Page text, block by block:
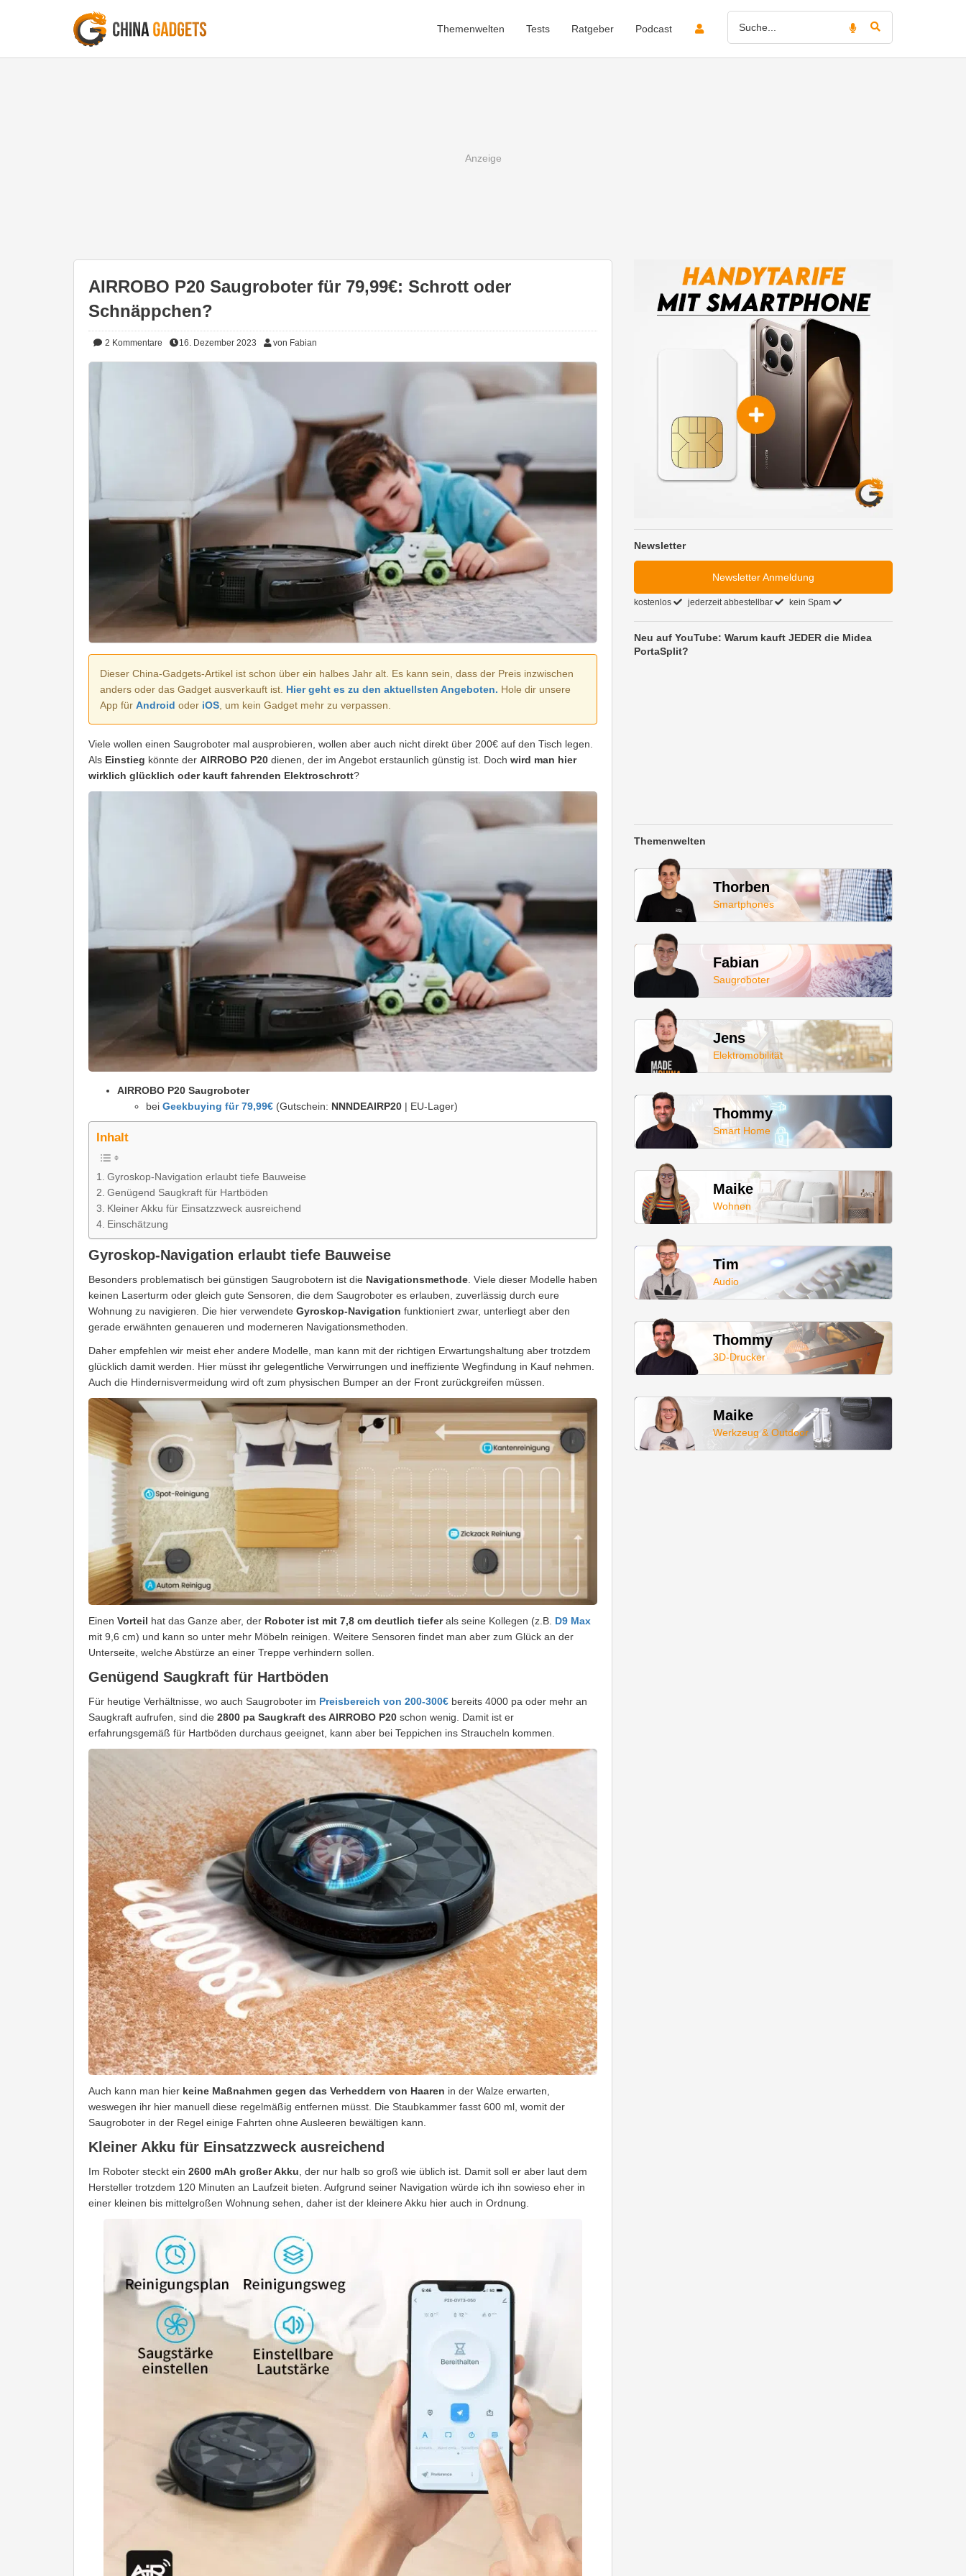
Themenwelten Tests Ratgeber Podcast
AIRROBO P20 Saugroboter für 79,99€: Schrott oder
Schnäppchen?
2 Kommentare 16. Dezember 2023 von Fabian
Dieser China-Gadgets-Artikel ist schon über ein halbes Jahr alt. Es kann sein, dass der Preis inzwischen
anders oder das Gadget ausverkauft ist. Hier geht es zu den aktuellsten Angeboten. Hole dir unsere
App für Android oder iOS , um kein Gadget mehr zu verpassen.
Viele wollen einen Saugroboter mal ausprobieren, wollen aber auch nicht direkt über 200€ auf den Tisch legen.
Als Einstieg könnte der AIRROBO P20 dienen, der im Angebot erstaunlich günstig ist. Doch wird man hier
wirklich glücklich oder kauft fahrenden Elektroschrott?
AIRROBO P20 Saugroboter
bei Geekbuying für 79,99€ (Gutschein: NNNDEAIRP20 | EU-Lager)
Inhalt
Gyroskop-Navigation erlaubt tiefe Bauweise
Genügend Saugkraft für Hartböden
Kleiner Akku für Einsatzzweck ausreichend
Einschätzung
Gyroskop-Navigation erlaubt tiefe Bauweise
Besonders problematisch bei günstigen Saugrobotern ist die Navigationsmethode. Viele dieser Modelle haben
keinen Laserturm oder gleich gute Sensoren, die dem Saugroboter es erlauben, zuverlässig durch eure
Wohnung zu navigieren. Die hier verwendete Gyroskop-Navigation funktioniert zwar, unterliegt aber den
gerade erwähnten genaueren und moderneren Navigationsmethoden.
Daher empfehlen wir meist eher andere Modelle, man kann mit der richtigen Erwartungshaltung aber trotzdem
glücklich damit werden. Hier müsst ihr gelegentliche Verwirrungen und ineffiziente Wegfindung in Kauf nehmen.
Auch die Hindernisvermeidung wird oft zum physischen Bumper an der Front zurückgreifen müssen.
Einen Vorteil hat das Ganze aber, der Roboter ist mit 7,8 cm deutlich tieferals seine Kollegen (z.B. D9 Max
mit 9,6 cm) und kann so unter mehr Möbeln reinigen. Weitere Sensoren findet man aber zum Glück an der
Unterseite, welche Abstürze an einer Treppe verhindern sollen.
Genügend Saugkraft für Hartböden
Für heutige Verhältnisse, wo auch Saugroboter im Preisbereich von 200-300€ bereits 4000 pa oder mehr an
Saugkraft aufrufen, sind die 2800 pa Saugkraft des AIRROBO P20 schon wenig. Damit ist er
erfahrungsgemäß für Hartböden durchaus geeignet, kann aber bei Teppichen ins Straucheln kommen.
Auch kann man hier keine Maßnahmen gegen das Verheddern von Haaren in der Walze erwarten,
weswegen ihr hier manuell diese regelmäßig entfernen müsst. Die Staubkammer fasst 600 ml, womit der
Saugroboter in der Regel einige Fahrten ohne Ausleeren bewältigen kann.
Kleiner Akku für Einsatzzweck ausreichend
Im Roboter steckt ein 2600 mAh großer Akku , der nur halb so groß wie üblich ist. Damit soll er aber laut dem
Hersteller trotzdem 120 Minuten an Laufzeit bieten. Aufgrund seiner Navigation würde ich ihn sowieso eher in
einer kleinen bis mittelgroßen Wohnung sehen, daher ist der kleinere Akku hier auch in Ordnung.
Newsletter
Newsletter Anmeldung
kostenlos jederzeit abbestellbar kein Spam
Neu auf YouTube: Warum kauft JEDER die Midea
PortaSplit?
Themenwelten
Thorben
Smartphones
Fabian
Saugroboter
Jens
Elektromobilität
Thommy
Smart Home
Maike
Wohnen
Tim
Audio
Thommy
3D-Drucker
Maike
Werkzeug & Outdoor